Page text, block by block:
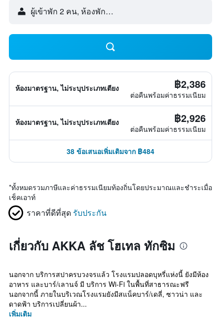
ผู้เข้าพัก 2 คน, ห้องพัก 1 ห้อง
ห้องมาตรฐาน, ไม่ระบุประเภทเตียง ฿2,386
ต่อคืนพร้อมค่าธรรมเนียม
ห้องมาตรฐาน, ไม่ระบุประเภทเตียง ฿2,926
ต่อคืนพร้อมค่าธรรมเนียม
38 ข้อเสนอเพิ่มเติมจาก ฿484
*ทั้งหมดรวมภาษีและค่าธรรมเนียมท้องถิ่นโดยประมาณและชำระเมื่อ
เช็คเอาท์
ราคาที่ดีที่สุด รับประกัน
เกี่ยวกับ AKKA ลัช โฮเทล ทักซิม
นอกจาก บริการสปาครบวงจรแล้ว โรงแรมปลอดบุหรี่แห่งนี้ ยังมีห้อง
อาหาร และบาร์/เลานจ์ มี บริการ Wi-Fi ในพื้นที่สาธารณะฟรี
นอกจากนี้ ภายในบริเวณโรงแรมยังมีสแน็คบาร์/เดลี่, ซาวน่า และ
ดาดฟ้า บริการเปลี่ยนผ้า...
เพิ่มเติม